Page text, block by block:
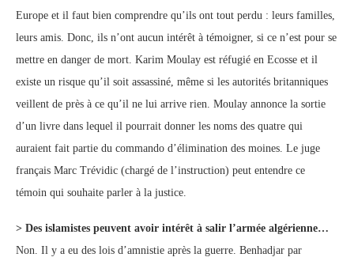
Europe et il faut bien comprendre qu’ils ont tout perdu : leurs familles,
leurs amis. Donc, ils n’ont aucun intérêt à témoigner, si ce n’est pour se
mettre en danger de mort. Karim Moulay est réfugié en Ecosse et il
existe un risque qu’il soit assassiné, même si les autorités britanniques
veillent de près à ce qu’il ne lui arrive rien. Moulay annonce la sortie
d’un livre dans lequel il pourrait donner les noms des quatre qui
auraient fait partie du commando d’élimination des moines. Le juge
français Marc Trévidic (chargé de l’instruction) peut entendre ce
témoin qui souhaite parler à la justice.
> Des islamistes peuvent avoir intérêt à salir l’armée algérienne…
Non. Il y a eu des lois d’amnistie après la guerre. Benhadjar par